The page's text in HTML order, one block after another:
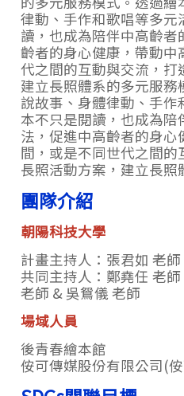
律動、手作和歌唱等多元
讀，也成為陪伴中高齡
齡者的身心健康，帶動
代之間的互動與交流，打
建立長照體系的多元服
說故事、身體律動、手
本不只是閱讀，也成為
法，促進中高齡者的身心
間，或是不同世代之間
長照活動方案，建立長照
團隊介紹
朝陽科技大學
計畫主持人： 張君如 老師
共同主持人：鄭堯任 老
老師 & 吳鴛儀 老師
場域人員
後青春繪本館
侒可傳媒股份有限公司(